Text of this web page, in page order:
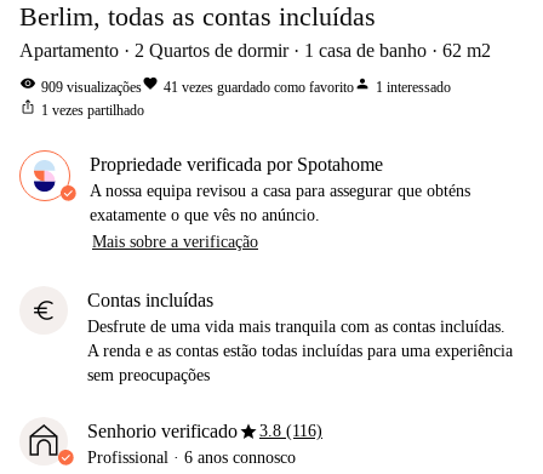
Berlim, todas as contas incluídas
Apartamento 2 Quartos de dormir 1 casa de banho 62 m2
visibility 909 visualizaçõesfavorite 41 vezes guardado como favoritoperson 1 interessado
ios_share 1 vezes partilhado
Propriedade verificada por Spotahome
A nossa equipa revisou a casa para assegurar que obténs
exatamente o que vês no anúncio.
Mais sobre a verificação
euro Contas incluídas
Desfrute de uma vida mais tranquila com as contas incluídas.
A renda e as contas estão todas incluídas para uma experiência
sem preocupações
Senhorio verificadostar3.8 (116)
Profissional · 6 anos connosco